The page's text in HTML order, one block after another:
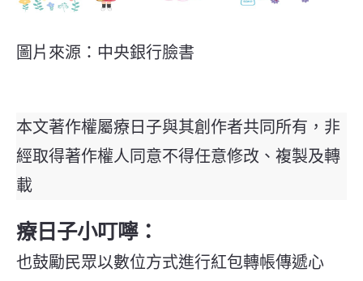
圖片來源：中央銀行臉書
本文著作權屬療日子與其創作者共同所有，非
經取得著作權人同意不得任意修改、複製及轉
載
療日子小叮嚀：
也鼓勵民眾以數位方式進行紅包轉帳傳遞心